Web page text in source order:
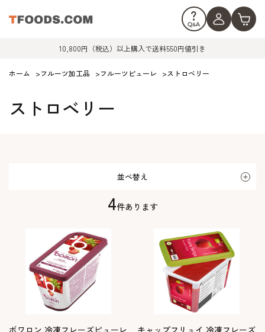
10,800円（税込）以上購入で送料550円値引き
ホーム >フルーツ加工品 >フルーツピューレ >ストロベリー
ストロベリー
並べ替え
4件あります
ボワロン 冷凍フレーズピューレ
キャップフリュイ 冷凍フレーズ